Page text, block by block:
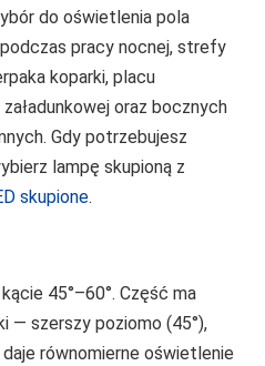
do oświetlenia pola
pracy nocnej, strefy
koparki, placu
oraz bocznych
Gdy potrzebujesz
lampę skupioną z
skupione.
45°–60°. Część ma
— szerszy poziomo (45°),
równomierne oświetlenie